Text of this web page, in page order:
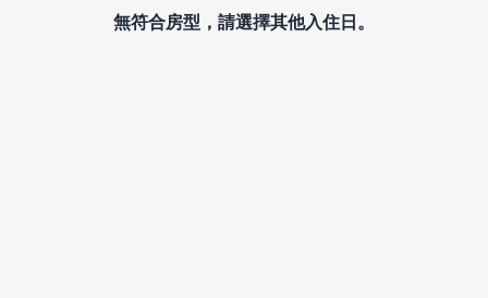
無符合房型，請選擇其他入住日。